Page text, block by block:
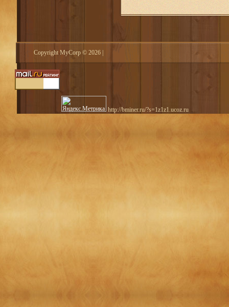
Copyright MyCorp © 2026 |
http://bminer.ru/?s=1z1z1.ucoz.ru